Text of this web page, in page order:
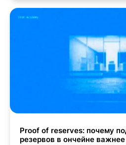
Proof of reserves: почему
резервов в ончейне